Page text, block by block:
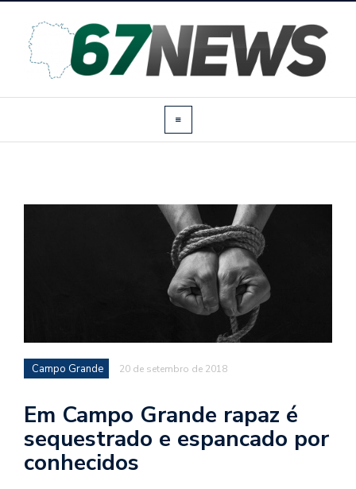
Campo Grande 20 de setembro de 2018
Em Campo Grande rapaz é
sequestrado e espancado por
conhecidos